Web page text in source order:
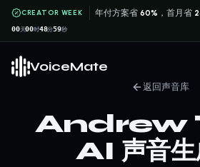
CREATOR WEEK 年付方案省60% ，首月省
00天00时48分59秒
VoiceMate
返回声音库
Andrew
AI 声音生